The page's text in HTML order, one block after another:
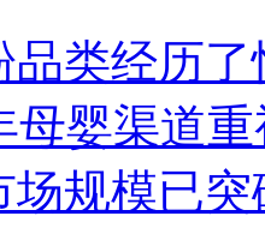
品类经历
母婴渠道
场规模已